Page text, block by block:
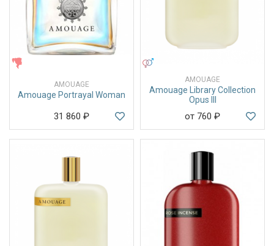
AMOUAGE
Amouage Portrayal Woman
31 860 ₽
AMOUAGE
Amouage Library Collection
Opus III
от 760 ₽